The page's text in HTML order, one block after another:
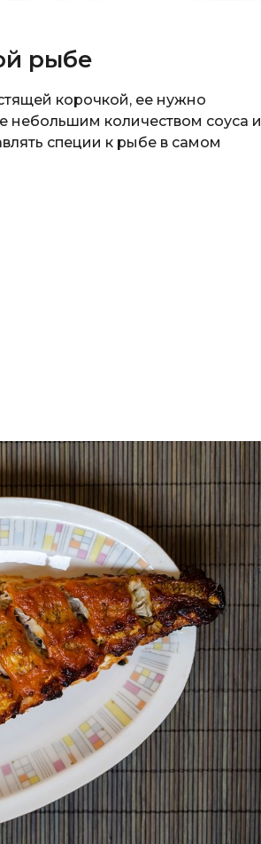
рыбе
корочкой, ее нужно
небольшим количеством соуса и
специи к рыбе в самом